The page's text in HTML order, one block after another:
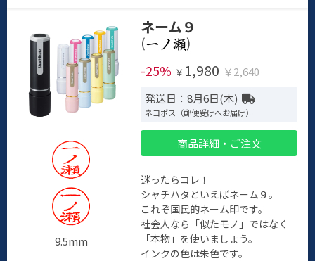
9.5mm
ネーム９
(
)
-25% ￥ 1,980 ￥2,640
発送日：8月6日(木)
ネコポス（郵便受けへお届け）
商品詳細・ご注文
迷ったらコレ！
シャチハタといえばネーム９。
これぞ国民的ネーム印です。
社会人なら「似たモノ」ではなく
「本物」を使いましょう。
インクの色は朱色です。